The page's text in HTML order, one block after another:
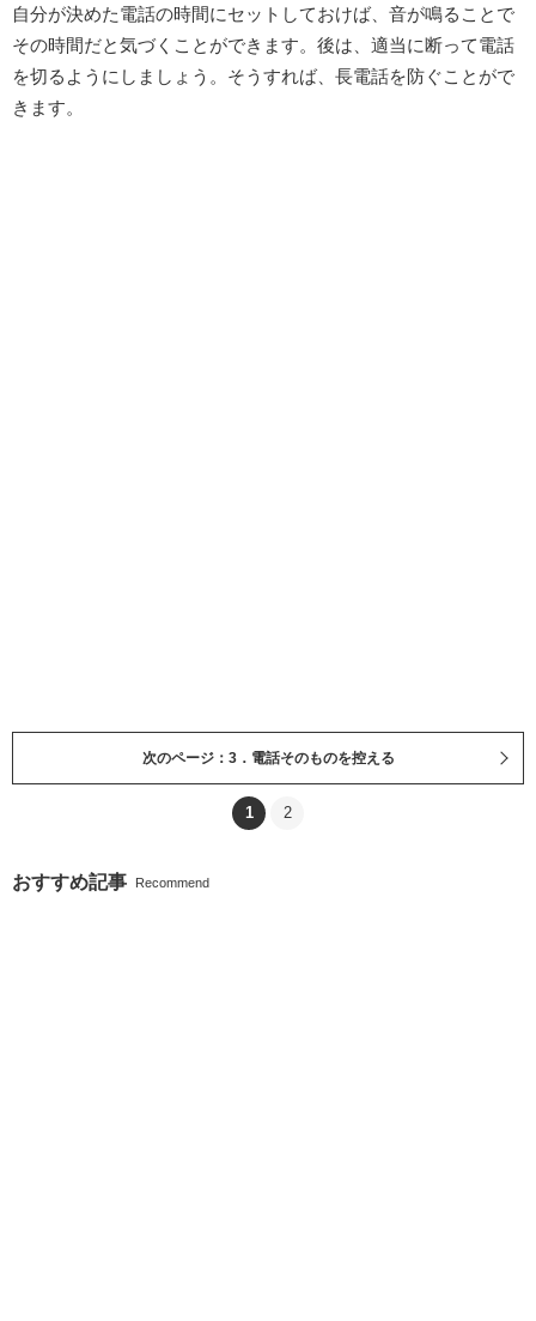
自分が決めた電話の時間にセットしておけば、音が鳴ることで
その時間だと気づくことができます。後は、適当に断って電話
を切るようにしましょう。そうすれば、長電話を防ぐことがで
きます。
次のページ：3．電話そのものを控える
1 2
おすすめ記事 Recommend